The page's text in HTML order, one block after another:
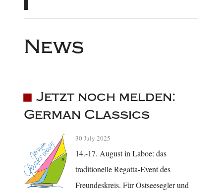
News
Jetzt noch melden:
German Classics
30 July 2025
14.-17. August in Laboe: das
traditionelle Regatta-Event des
Freundeskreis. Für Ostseesegler und